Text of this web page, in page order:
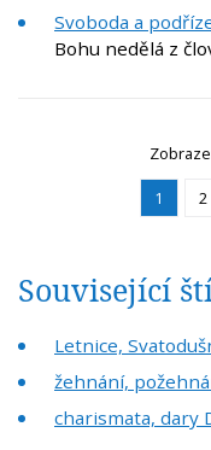
Svoboda a
Bohu nedělá z
1 2
Související
Letnice,
žehnání,
charismata, dary